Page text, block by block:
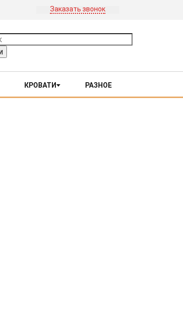
Заказать звонок
КРОВАТИ РАЗНОЕ